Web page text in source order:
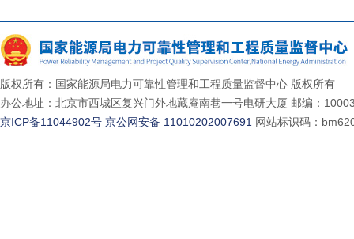
版权所有：国家能源局电力可靠性管理和工程质量监督中心 版权所有
办公地址：北京市西城区复兴门外地藏庵南巷一号电研大厦 邮编：
京ICP备11044902号 京公网安备 11010202007691 网站标识码：